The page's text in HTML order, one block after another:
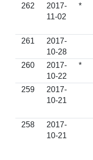
262
2017-
11-02
*
261
2017-
10-28
260
2017-
10-22
*
259
2017-
10-21
258
2017-
10-21